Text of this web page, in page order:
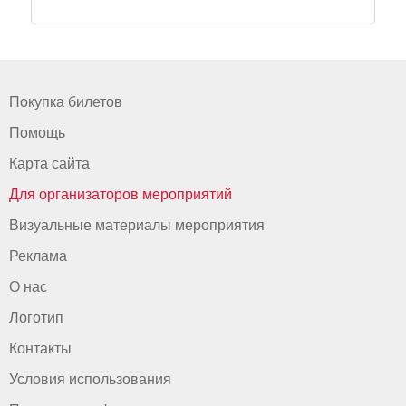
Покупка билетов
Помощь
Карта сайта
Для организаторов мероприятий
Визуальные материалы мероприятия
Реклама
О нас
Логотип
Контакты
Условия использования